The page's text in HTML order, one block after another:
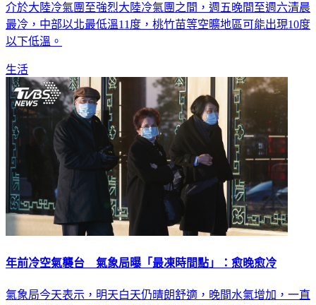
介於大陸冷氣團至強烈大陸冷氣團之間，週五晚間至週六清晨
最冷，中部以北最低溫11度，桃竹苗等空曠地區可能出現10度
以下低溫。
生活
年前冷空氣襲台 氣象局曝「最凍時間點」：愈晚愈冷
氣象局今天表示，明天白天仍晴朗舒適，晚間水氣增加，一直